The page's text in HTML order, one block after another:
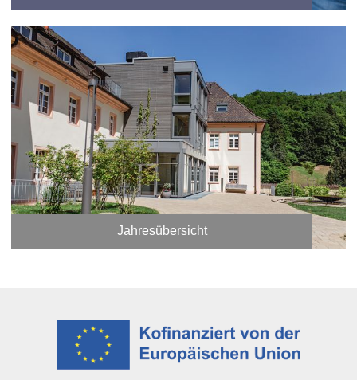
Jahresübersicht